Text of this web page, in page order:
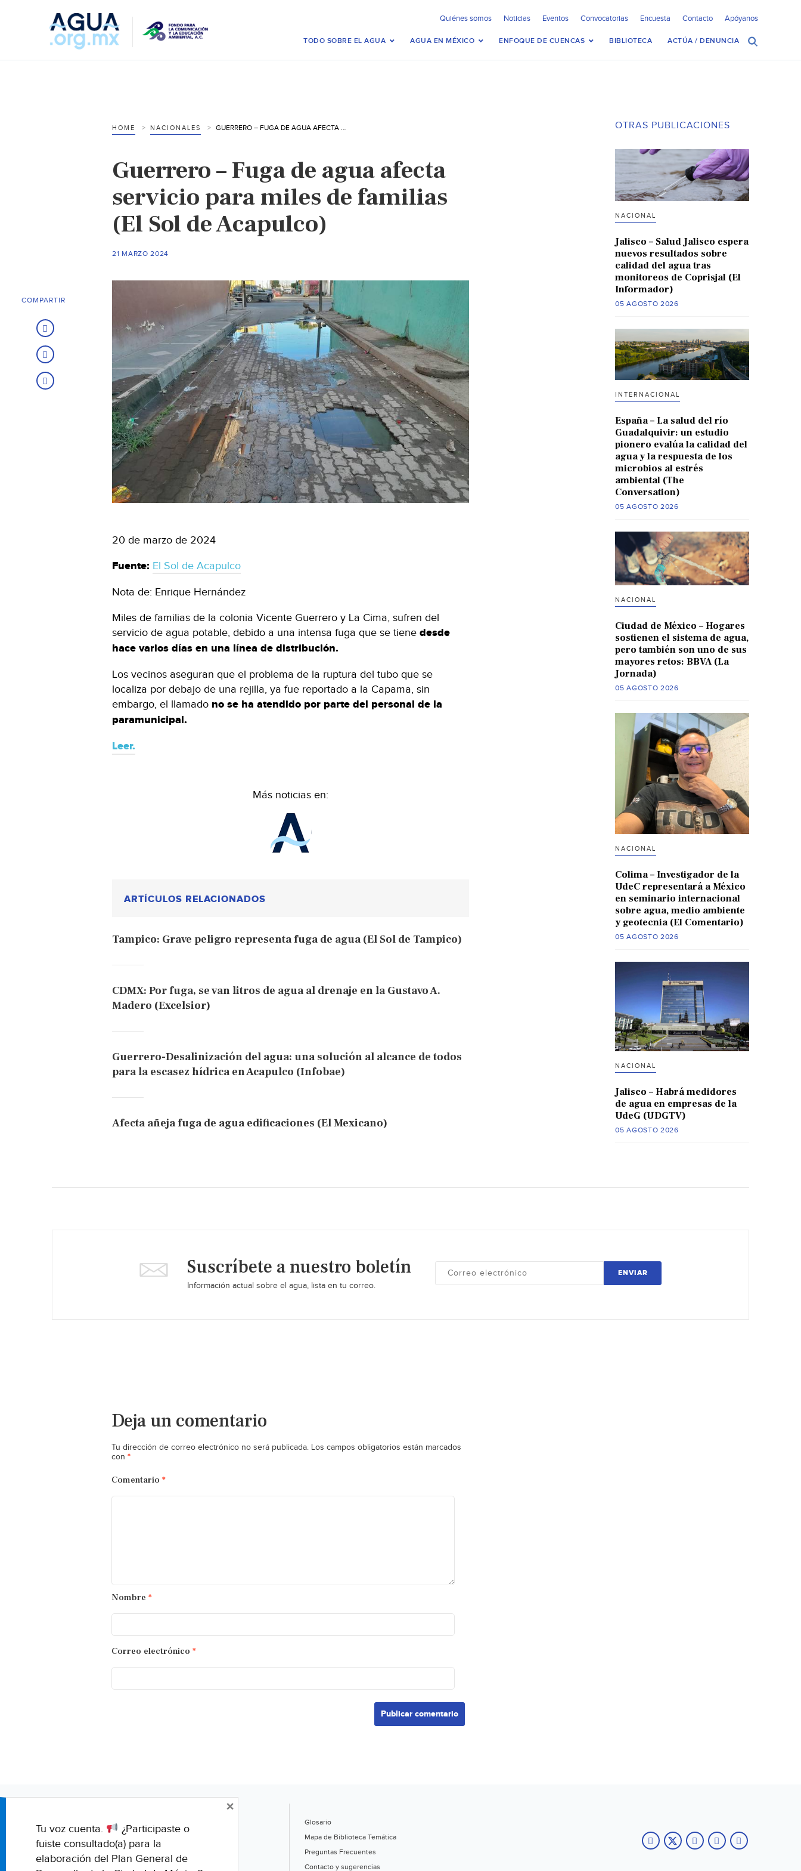
Quiénes somos Noticias Eventos Convocatorias Encuesta Contacto Apóyanos
TODO SOBRE EL AGUA AGUA EN MÉXICO ENFOQUE DE CUENCAS BIBLIOTECA ACTÚA / DENUNCIA
HOME NACIONALES GUERRERO – FUGA DE AGUA AFECTA SERVICIO PARA MILES DE FAMILIAS (EL SOL DE ACAPULCO)
Guerrero – Fuga de agua afecta
servicio para miles de familias
(El Sol de Acapulco)
21 MARZO 2024
20 de marzo de 2024
Fuente: El Sol de Acapulco
Nota de: Enrique Hernández
Miles de familias de la colonia Vicente Guerrero y La Cima, sufren del
servicio de agua potable, debido a una intensa fuga que se tiene desde
hace varios días en una línea de distribución.
Los vecinos aseguran que el problema de la ruptura del tubo que se
localiza por debajo de una rejilla, ya fue reportado a la Capama, sin
embargo, el llamado no se ha atendido por parte del personal de la
paramunicipal.
Leer.
Más noticias en:
ARTÍCULOS RELACIONADOS
Tampico: Grave peligro representa fuga de agua (El Sol de Tampico)
CDMX: Por fuga, se van litros de agua al drenaje en la Gustavo A.
Madero (Excelsior)
Guerrero-Desalinización del agua: una solución al alcance de todos
para la escasez hídrica en Acapulco (Infobae)
Afecta añeja fuga de agua edificaciones (El Mexicano)
COMPARTIR
OTRAS PUBLICACIONES
NACIONAL
Jalisco – Salud Jalisco espera
nuevos resultados sobre
calidad del agua tras
monitoreos de Coprisjal (El
Informador)
05 AGOSTO 2026
INTERNACIONAL
España – La salud del río
Guadalquivir: un estudio
pionero evalúa la calidad del
agua y la respuesta de los
microbios al estrés
ambiental (The
Conversation)
05 AGOSTO 2026
NACIONAL
Ciudad de México – Hogares
sostienen el sistema de agua,
pero también son uno de sus
mayores retos: BBVA (La
Jornada)
05 AGOSTO 2026
NACIONAL
Colima – Investigador de la
UdeC representará a México
en seminario internacional
sobre agua, medio ambiente
y geotecnia (El Comentario)
05 AGOSTO 2026
NACIONAL
Jalisco – Habrá medidores
de agua en empresas de la
UdeG (UDGTV)
05 AGOSTO 2026
Suscríbete a nuestro boletín
Información actual sobre el agua, lista en tu correo.
ENVIAR
Deja un comentario
Tu dirección de correo electrónico no será publicada. Los campos obligatorios están marcados
con *
Comentario *
Nombre *
Correo electrónico *
Glosario
Mapa de Biblioteca Temática
Preguntas Frecuentes
Contacto y sugerencias
Tu voz cuenta.
¿Participaste o
fuiste consultado(a) para la
elaboración del Plan General de
×